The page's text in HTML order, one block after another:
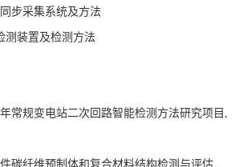
步采集系统及方法
测装置及检测方法
常规变电站二次回路智能检测方法研究项目,
碳纤维预制体和复合材料结构检测与评估,